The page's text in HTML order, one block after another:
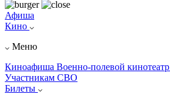
Афиша
Кино
Меню
Киноафиша Военно-полевой кинотеатр
Участникам СВО
Билеты